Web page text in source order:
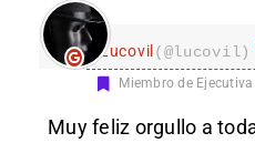
Lucovil (@lucovil)
Miembro de Ejecutiva
Muy feliz orgullo a